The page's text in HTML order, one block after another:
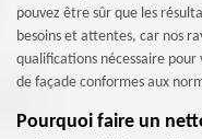
pouvez être sûr que les
besoins et attentes, car nos
qualifications nécessaire
de façade conformes aux
Pourquoi faire un